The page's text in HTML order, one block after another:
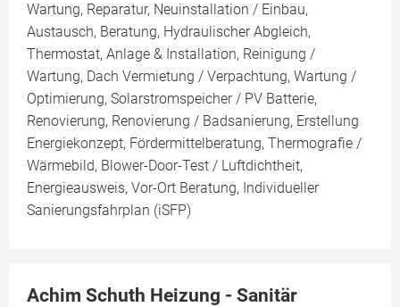
Wartung, Reparatur, Neuinstallation / Einbau,
Austausch, Beratung, Hydraulischer Abgleich,
Thermostat, Anlage & Installation, Reinigung /
Wartung, Dach Vermietung / Verpachtung, Wartung /
Optimierung, Solarstromspeicher / PV Batterie,
Renovierung, Renovierung / Badsanierung, Erstellung
Energiekonzept, Fördermittelberatung, Thermografie /
Wärmebild, Blower-Door-Test / Luftdichtheit,
Energieausweis, Vor-Ort Beratung, Individueller
Sanierungsfahrplan (iSFP)
Achim Schuth Heizung - Sanitär